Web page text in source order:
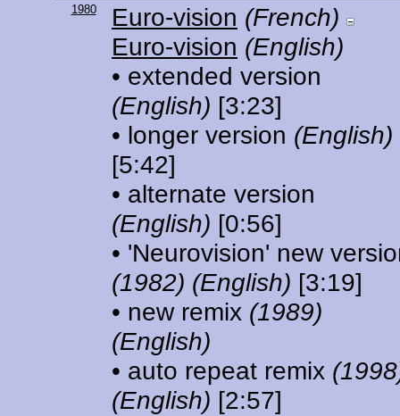
1980 Euro-vision (French)
Euro-vision (English)
• extended version
(English) [3:23]
• longer version (English)
[5:42]
• alternate version
(English) [0:56]
• 'Neurovision' new
(1982) (English) [3:19]
• new remix (1989)
(English)
• auto repeat remix
(English) [2:57]